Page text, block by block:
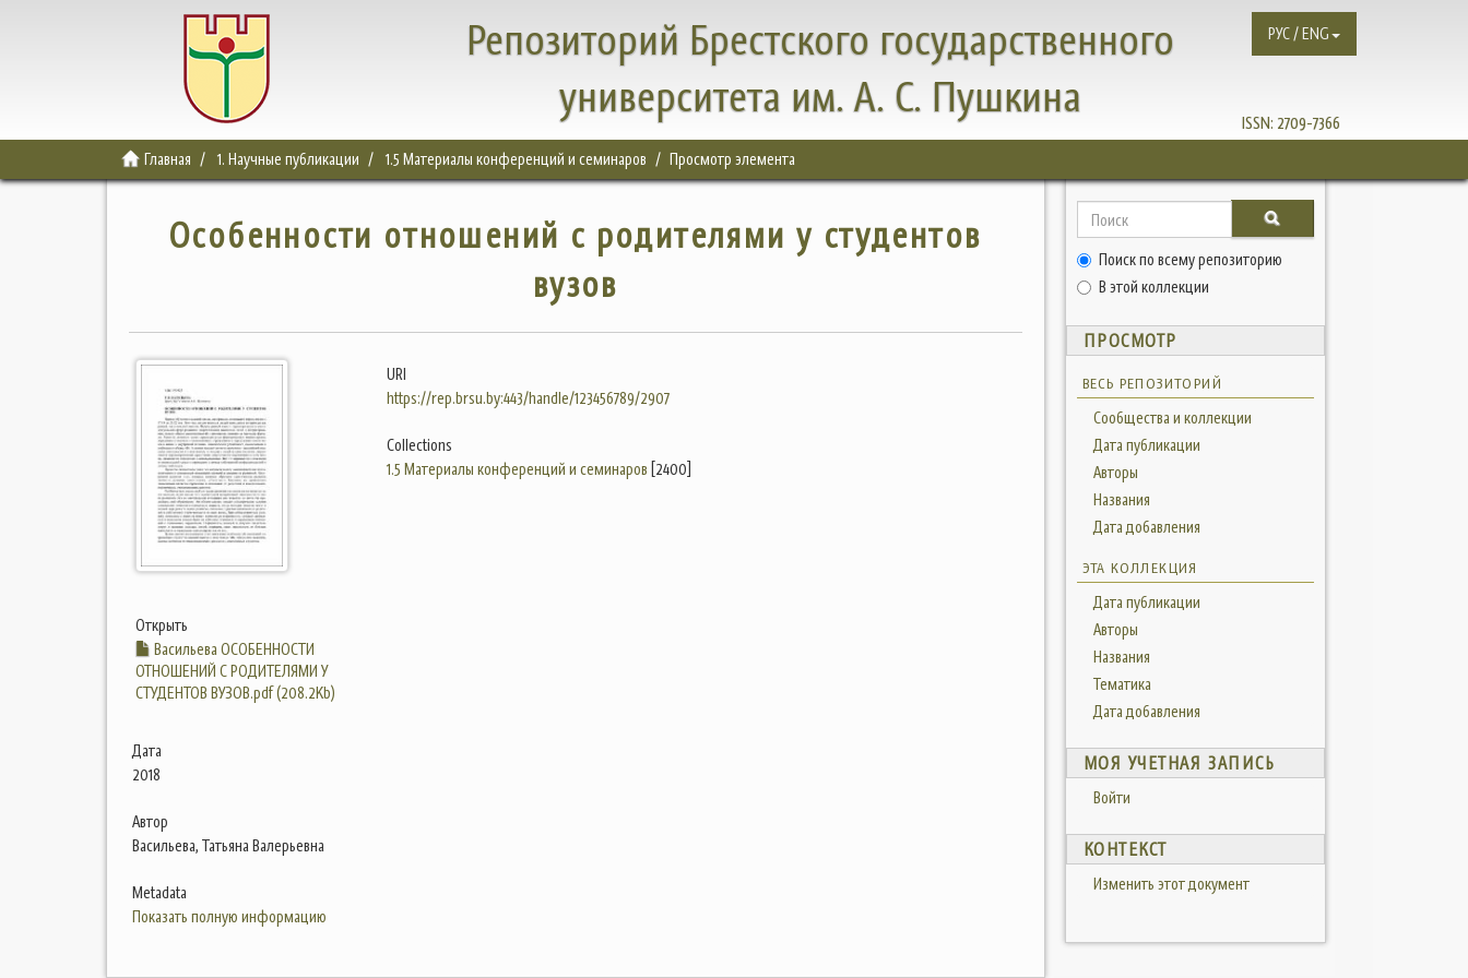
Репозиторий Брестского государственного
университета им. А. С. Пушкина
ISSN: 2709-7366
РУС / ENG
Главная 1. Научные публикации 1.5 Материалы конференций и семинаров Просмотр элемента
Особенности отношений с родителями у студентов
вузов
Открыть
Васильева ОСОБЕННОСТИ
ОТНОШЕНИЙ С РОДИТЕЛЯМИ У
СТУДЕНТОВ ВУЗОВ.pdf (208.2Kb)
Дата
2018
Автор
Васильева, Татьяна Валерьевна
Metadata
Показать полную информацию
URI
https://rep.brsu.by:443/handle/123456789/2907
Collections
1.5 Материалы конференций и семинаров [2400]
Поиск по всему репозиторию
В этой коллекции
ПРОСМОТР
ВЕСЬ РЕПОЗИТОРИЙ
Сообщества и коллекции
Дата публикации
Авторы
Названия
Дата добавления
ЭТА КОЛЛЕКЦИЯ
Дата публикации
Авторы
Названия
Тематика
Дата добавления
МОЯ УЧЕТНАЯ ЗАПИСЬ
Войти
КОНТЕКСТ
Изменить этот документ